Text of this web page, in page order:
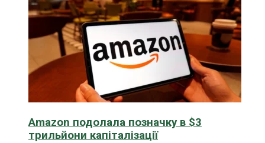
Amazon подолала позначку в $3
трильйони капіталізації